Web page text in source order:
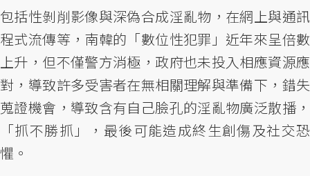
包括性剝削影像與深偽合成淫亂物，在網上與通訊
程式流傳等，南韓的「數位性犯罪」近年來呈倍數
上升，但不僅警方消極，政府也未投入相應資源應
對，導致許多受害者在無相關理解與準備下，錯失
蒐證機會，導致含有自己臉孔的淫亂物廣泛散播，
「抓不勝抓」，最後可能造成終生創傷及社交恐
懼。